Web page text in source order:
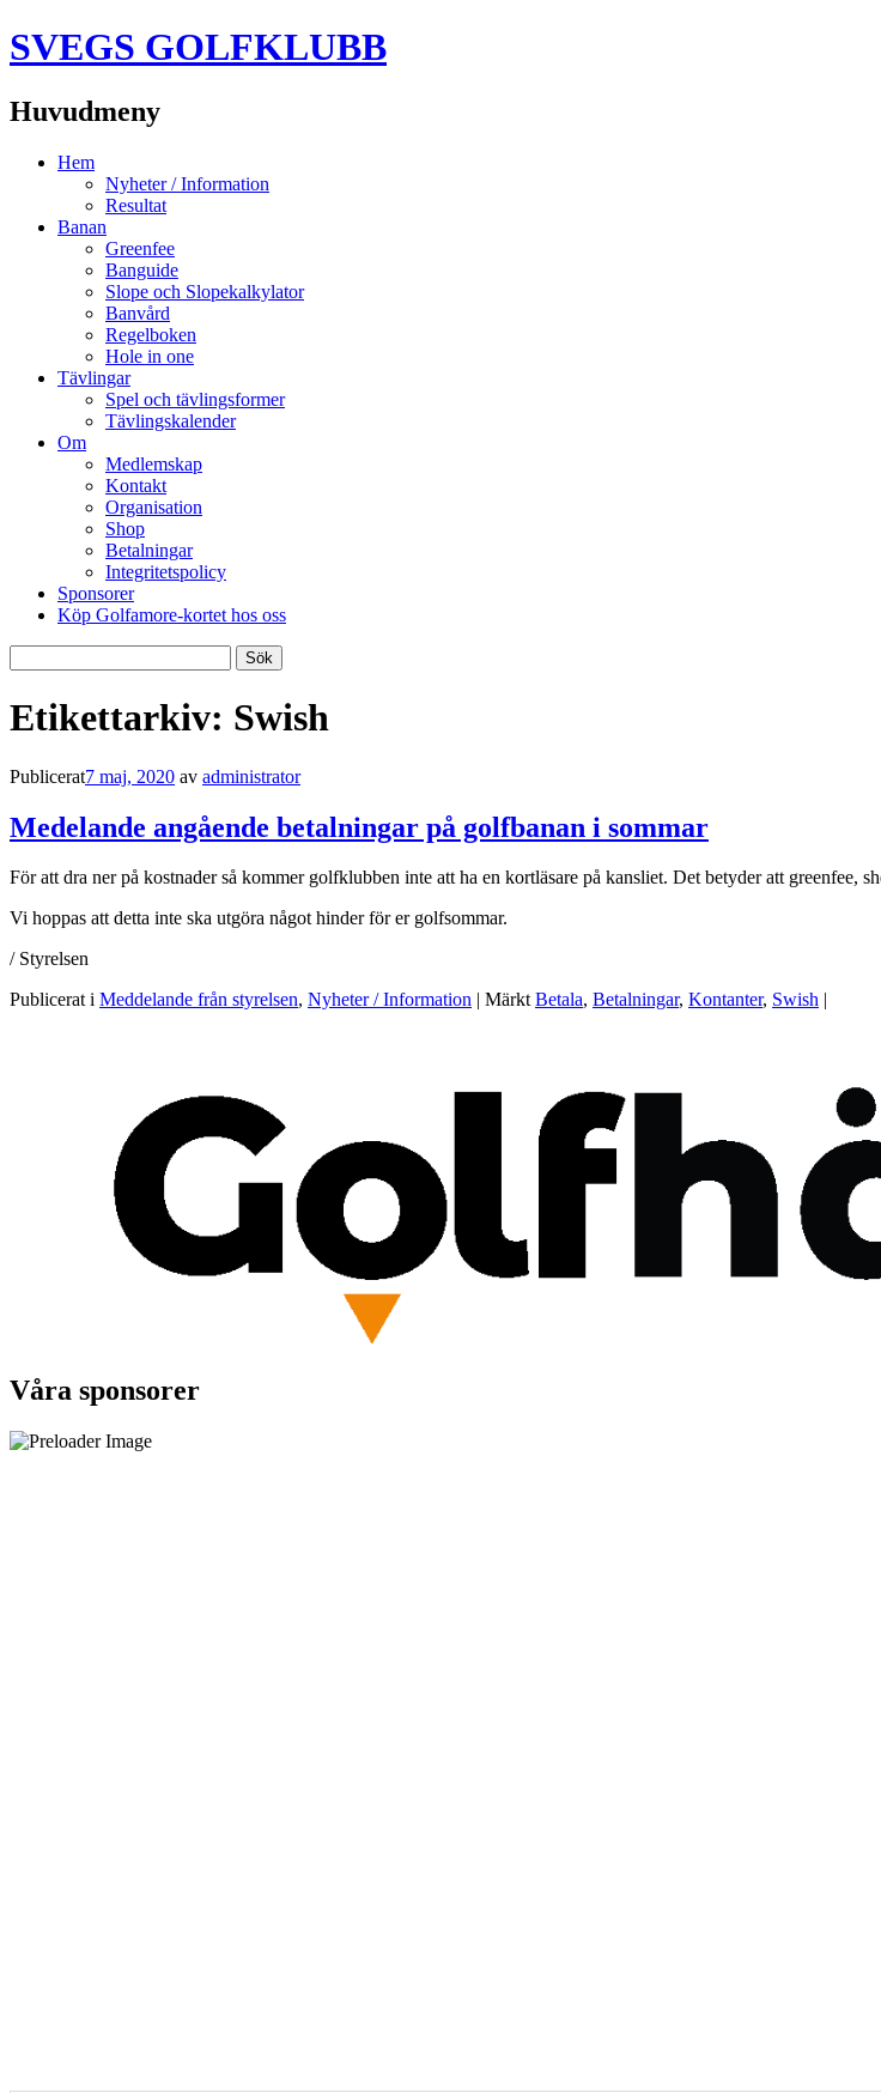
SVEGS GOLFKLUBB
Huvudmeny
HoppaHem
Nyheter / Information
Resultat
Banan
Greenfee
Banguide
Slope och Slopekalkylator
Banvård
Regelboken
Hole in one
Tävlingar
Spel och tävlingsformer
Tävlingskalender
Om
Medlemskap
Kontakt
Organisation
Shop
Betalningar
Integritetspolicy
Sponsorer
Köp Golfamore-kortet hos oss
efter:
Etikettarkiv: Swish
Publicerat7 maj, 2020 av administrator
Medelande angående betalningar på golfbanan i sommar
För att dra ner på kostnader så kommer golfklubben inte att ha en kortläsare på kansliet. Det betyder att greenfee,
Vi hoppas att detta inte ska utgöra något hinder för er golfsommar.
/ Styrelsen
Publicerat i Meddelande från styrelsen, Nyheter / Information MärktBetala, Betalningar, Kontanter, Swish
Våra sponsorer